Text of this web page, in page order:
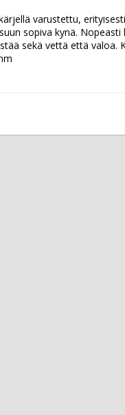
varustettu,
sopiva kynä.
sekä vettä että valoa.